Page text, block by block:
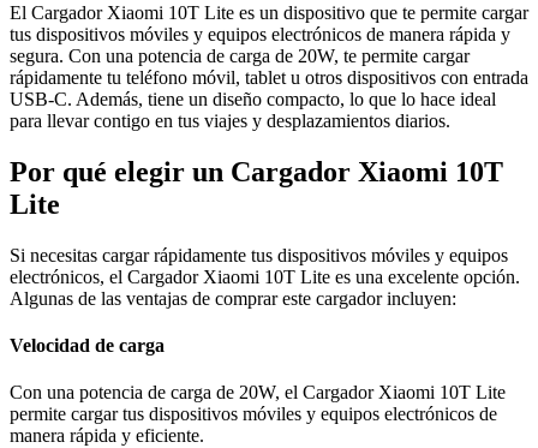
El Cargador Xiaomi 10T Lite es un dispositivo que te permite cargar
tus dispositivos móviles y equipos electrónicos de manera rápida y
segura. Con una potencia de carga de 20W, te permite cargar
rápidamente tu teléfono móvil, tablet u otros dispositivos con entrada
USB-C. Además, tiene un diseño compacto, lo que lo hace ideal
para llevar contigo en tus viajes y desplazamientos diarios.
Por qué elegir un Cargador Xiaomi 10T
Lite
Si necesitas cargar rápidamente tus dispositivos móviles y equipos
electrónicos, el Cargador Xiaomi 10T Lite es una excelente opción.
Algunas de las ventajas de comprar este cargador incluyen:
Velocidad de carga
Con una potencia de carga de 20W, el Cargador Xiaomi 10T Lite
permite cargar tus dispositivos móviles y equipos electrónicos de
manera rápida y eficiente.